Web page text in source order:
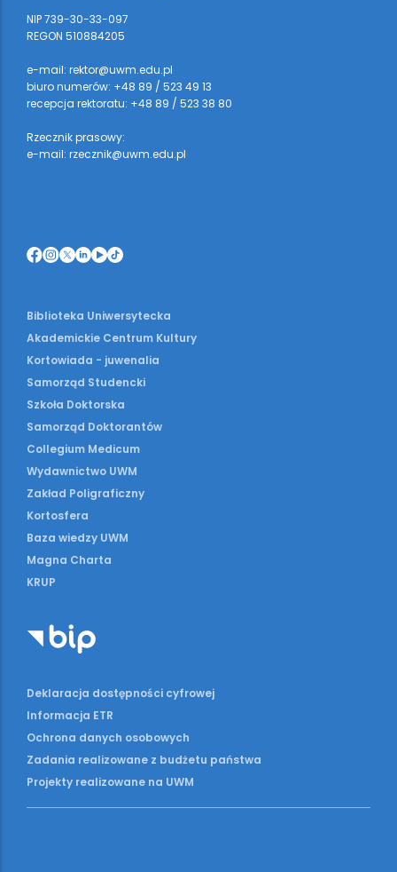
NIP 739-30-33-097
REGON 510884205
e-mail: rektor@uwm.edu.pl
biuro numerów: +48 89 / 523 49 13
recepcja rektoratu: +48 89 / 523 38 80
Rzecznik prasowy:
e-mail: rzecznik@uwm.edu.pl
Biblioteka Uniwersytecka
Akademickie Centrum Kultury
Kortowiada - juwenalia
Samorząd Studencki
Szkoła Doktorska
Samorząd Doktorantów
Collegium Medicum
Wydawnictwo UWM
Zakład Poligraficzny
Kortosfera
Baza wiedzy UWM
Magna Charta
KRUP
Deklaracja dostępności cyfrowej
Informacja ETR
Ochrona danych osobowych
Zadania realizowane z budżetu państwa
Projekty realizowane na UWM